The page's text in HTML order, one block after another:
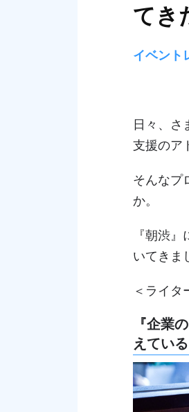
てき
イベント
日々、さ
支援のア
そんなプ
か。
『朝渋
いてきま
＜ライタ
『企業
えてい